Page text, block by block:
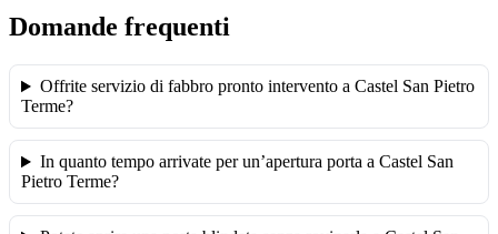
Domande frequenti
Offrite servizio di fabbro pronto intervento a Castel San Pietro
Terme?
In quanto tempo arrivate per un’apertura porta a Castel San
Pietro Terme?